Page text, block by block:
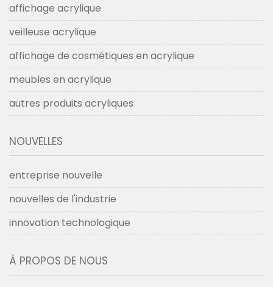
affichage acrylique
veilleuse acrylique
affichage de cosmétiques en acrylique
meubles en acrylique
autres produits acryliques
NOUVELLES
entreprise nouvelle
nouvelles de l'industrie
innovation technologique
À PROPOS DE NOUS